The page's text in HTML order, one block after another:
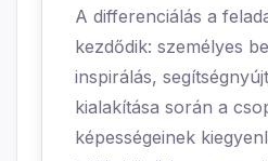
A differenciálás a
kezdődik: személyes
inspirálás,
kialakítása során a
képességeinek